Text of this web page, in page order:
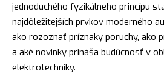
jednoduchého fyzikálneho princípu
najdôležitejších prvkov moderného
ako rozoznať príznaky poruchy, ako
a aké novinky prináša budúcnosť v
elektrotechniky.